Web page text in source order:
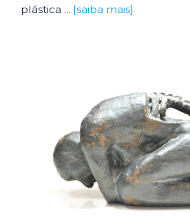
plástica ... [saiba mais]